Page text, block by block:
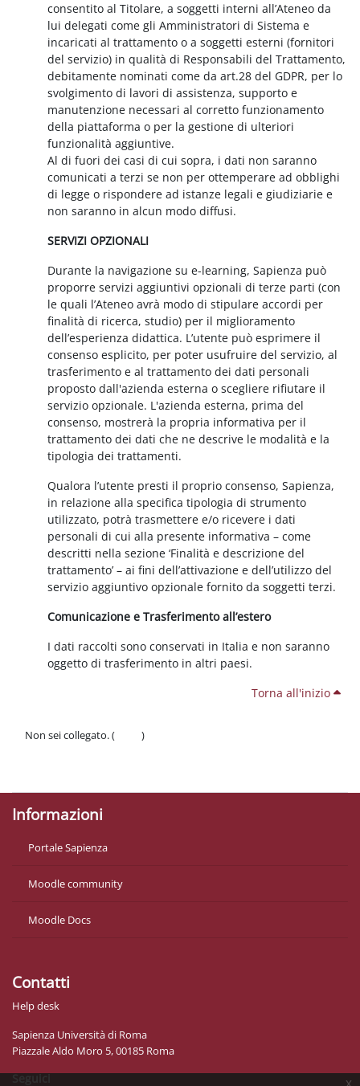
x
consentito al Titolare, a soggetti interni all’Ateneo da
lui delegati come gli Amministratori di Sistema e
incaricati al trattamento o a soggetti esterni (fornitori
del servizio) in qualità di Responsabili del Trattamento,
debitamente nominati come da art.28 del GDPR, per lo
svolgimento di lavori di assistenza, supporto e
manutenzione necessari al corretto funzionamento
della piattaforma o per la gestione di ulteriori
funzionalità aggiuntive.
Al di fuori dei casi di cui sopra, i dati non saranno
comunicati a terzi se non per ottemperare ad obblighi
di legge o rispondere ad istanze legali e giudiziarie e
non saranno in alcun modo diffusi.
SERVIZI OPZIONALI
Durante la navigazione su e-learning, Sapienza può
proporre servizi aggiuntivi opzionali di terze parti (con
le quali l’Ateneo avrà modo di stipulare accordi per
finalità di ricerca, studio) per il miglioramento
dell’esperienza didattica. L’utente può esprimere il
consenso esplicito, per poter usufruire del servizio, al
trasferimento e al trattamento dei dati personali
proposto dall'azienda esterna o scegliere rifiutare il
servizio opzionale. L'azienda esterna, prima del
consenso, mostrerà la propria informativa per il
trattamento dei dati che ne descrive le modalità e la
tipologia dei trattamenti.
Qualora l’utente presti il proprio consenso, Sapienza,
in relazione alla specifica tipologia di strumento
utilizzato, potrà trasmettere e/o ricevere i dati
personali di cui alla presente informativa – come
descritti nella sezione ‘Finalità e descrizione del
trattamento’ – ai fini dell’attivazione e dell’utilizzo del
servizio aggiuntivo opzionale fornito da soggetti terzi.
Comunicazione e Trasferimento all’estero
I dati raccolti sono conservati in Italia e non saranno
oggetto di trasferimento in altri paesi.
Torna all'inizio
Non sei collegato. (
)
Informazioni
Portale Sapienza
Moodle community
Moodle Docs
Contatti
Help desk
Sapienza Università di Roma
Piazzale Aldo Moro 5, 00185 Roma
Seguici